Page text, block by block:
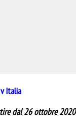
Italia
dal 26 ottobre 2020